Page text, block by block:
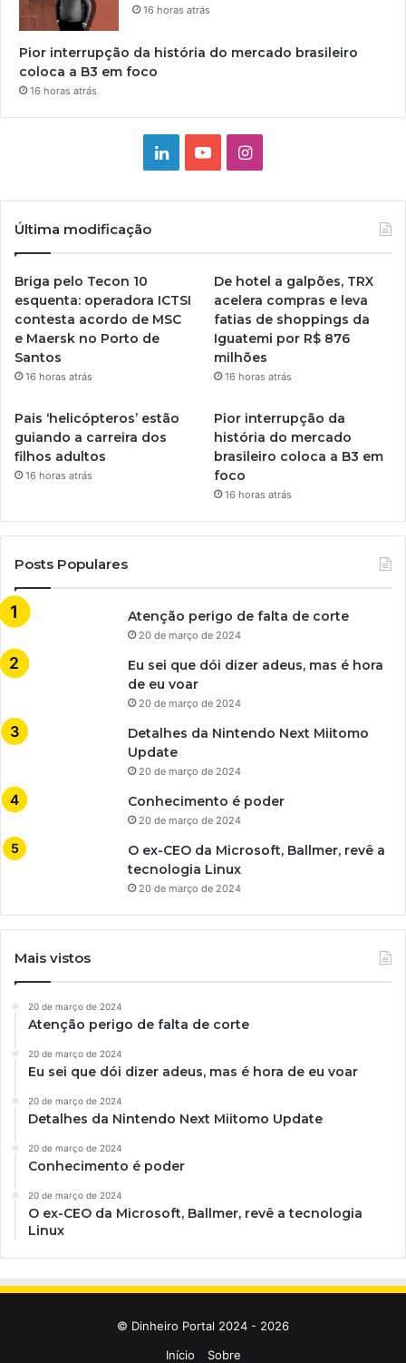
16 horas atrás
Pior interrupção da história do mercado brasileiro
coloca a B3 em foco
16 horas atrás
LinkedinYouTubeInstagram
Última modificação
Briga pelo Tecon 10
esquenta: operadora ICTSI
contesta acordo de MSC
e Maersk no Porto de
Santos
16 horas atrás
De hotel a galpões, TRX
acelera compras e leva
fatias de shoppings da
Iguatemi por R$ 876
milhões
16 horas atrás
Pais ‘helicópteros’ estão
guiando a carreira dos
filhos adultos
16 horas atrás
Pior interrupção da
história do mercado
brasileiro coloca a B3 em
foco
16 horas atrás
Posts Populares
Atenção perigo de falta de corte
20 de março de 2024
Eu sei que dói dizer adeus, mas é hora
de eu voar
20 de março de 2024
Detalhes da Nintendo Next Miitomo
Update
20 de março de 2024
Conhecimento é poder
20 de março de 2024
O ex-CEO da Microsoft, Ballmer, revê a
tecnologia Linux
20 de março de 2024
Mais vistos
20 de março de 2024
Atenção perigo de falta de corte
20 de março de 2024
Eu sei que dói dizer adeus, mas é hora de eu voar
20 de março de 2024
Detalhes da Nintendo Next Miitomo Update
20 de março de 2024
Conhecimento é poder
20 de março de 2024
O ex-CEO da Microsoft, Ballmer, revê a tecnologia
Linux
© Dinheiro Portal 2024 - 2026
Início
Sobre